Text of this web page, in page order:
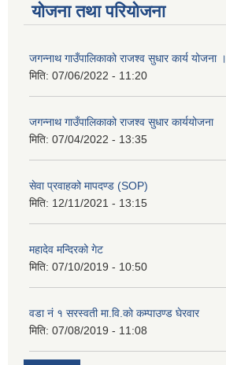
योजना तथा परियोजना
जगन्नाथ गाउँपालिकाको राजश्व सुधार कार्य योजना ।
मिति: 07/06/2022 - 11:20
जगन्नाथ गाउँपालिकाको राजश्व सुधार कार्ययोजना
मिति: 07/04/2022 - 13:35
सेवा प्रवाहको मापदण्ड (SOP)
मिति: 12/11/2021 - 13:15
महादेव मन्दिरको गेट
मिति: 07/10/2019 - 10:50
वडा नं १ सरस्वती मा.वि.काे कम्पाउण्ड घेरवार
मिति: 07/08/2019 - 11:08